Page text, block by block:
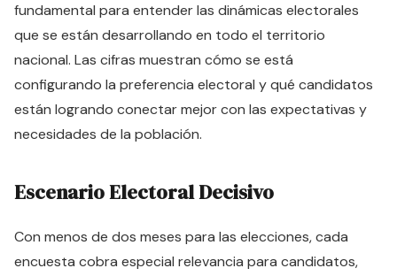
fundamental para entender las dinámicas electorales
que se están desarrollando en todo el territorio
nacional. Las cifras muestran cómo se está
configurando la preferencia electoral y qué candidatos
están logrando conectar mejor con las expectativas y
necesidades de la población.
Escenario Electoral Decisivo
Con menos de dos meses para las elecciones, cada
encuesta cobra especial relevancia para candidatos,